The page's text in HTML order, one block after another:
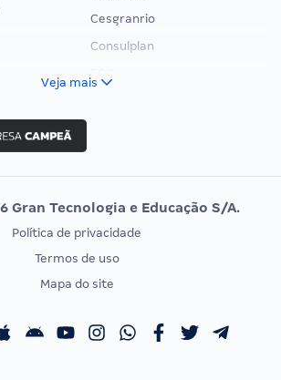
Cesgranrio
Consulplan
Vunesp
EXAME DE ORDEM
Calendário OAB
Veja mais
Gran Tecnologia e Educação S/A.
Política de privacidade
Termos de uso
Mapa do site